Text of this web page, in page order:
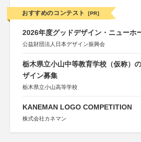
おすすめのコンテスト [PR]
2026年度グッドデザイン・ニューホ
公益財団法人日本デザイン振興会
栃木県立小山中等教育学校（仮称）
ザイン募集
栃木県立小山高等学校
KANEMAN LOGO COMPETITION
株式会社カネマン